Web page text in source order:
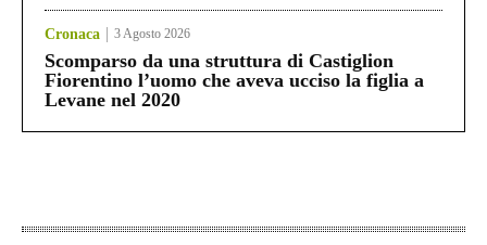
Cronaca 3 Agosto 2026
Scomparso da una struttura di Castiglion
Fiorentino l’uomo che aveva ucciso la figlia a
Levane nel 2020